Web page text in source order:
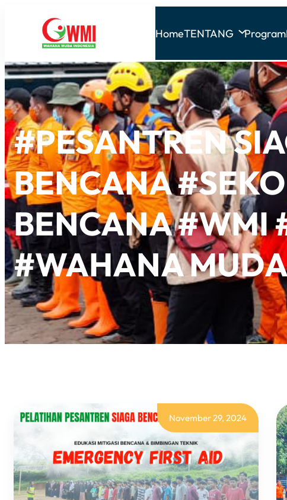
HomeTENTANG Program
#PESANTREN
BENCANA
BENCANA #WMI
#WAHANA
November 29, 2024